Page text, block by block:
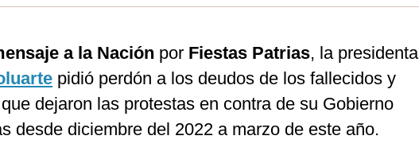
a la Nación por Fiestas Patrias, la presidenta
pidió perdón a los deudos de los fallecidos y
dejaron las protestas en contra de su Gobierno
desde diciembre del 2022 a marzo de este año.